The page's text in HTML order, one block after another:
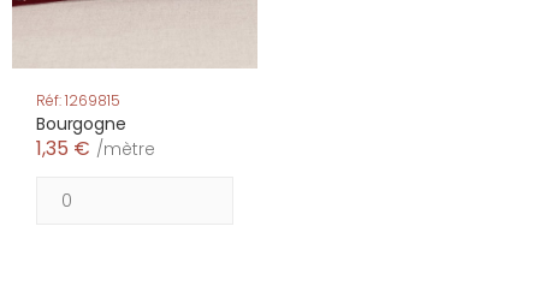
Réf: 1269815
Bourgogne
1,35 € /mètre